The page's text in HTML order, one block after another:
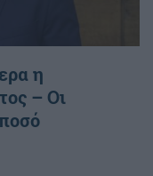
η
– Οι